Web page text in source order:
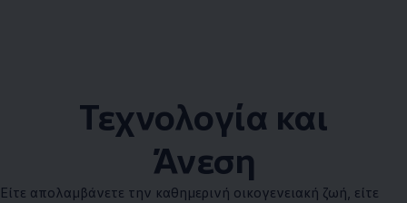
Τεχνολογία και
Άνεση
Είτε απολαμβάνετε την καθημερινή οικογενειακή ζωή, είτε